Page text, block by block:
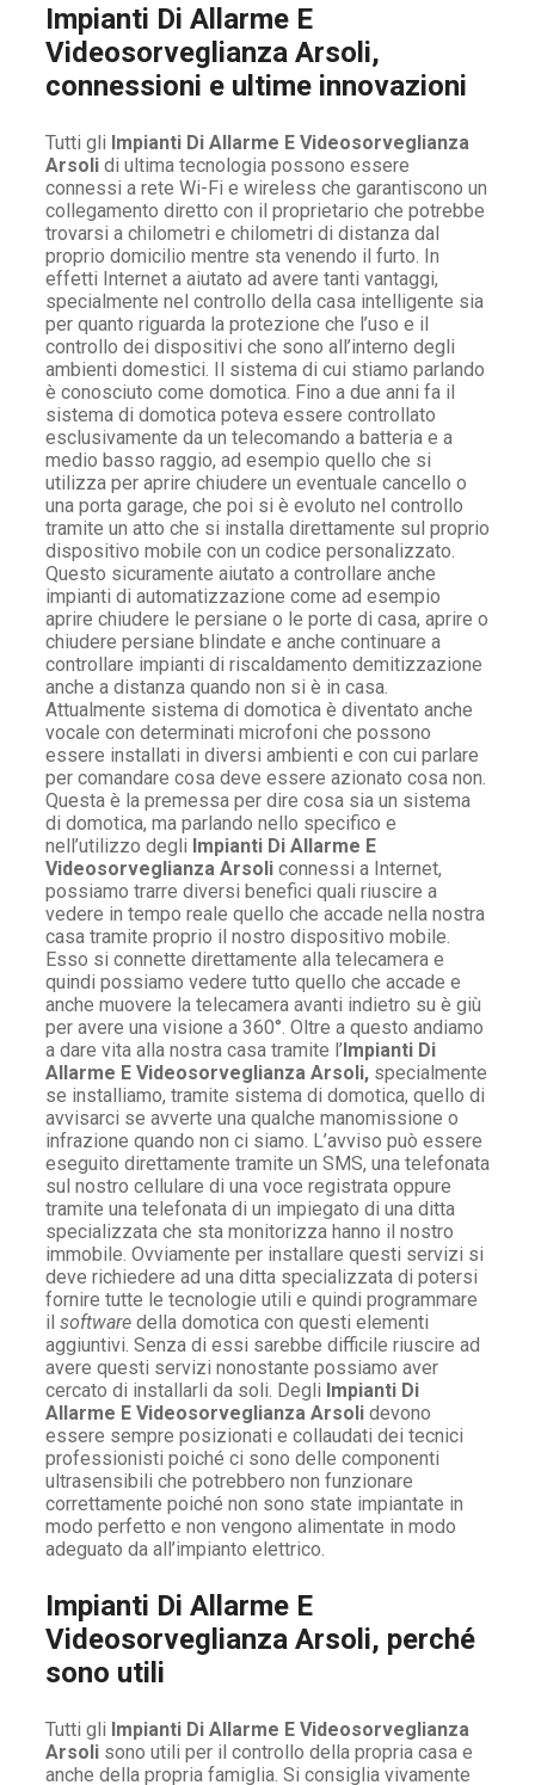
Impianti Di Allarme E
Videosorveglianza Arsoli,
connessioni e ultime innovazioni
Tutti gli Impianti Di Allarme E Videosorveglianza
Arsoli di ultima tecnologia possono essere
connessi a rete Wi-Fi e wireless che garantiscono un
collegamento diretto con il proprietario che potrebbe
trovarsi a chilometri e chilometri di distanza dal
proprio domicilio mentre sta venendo il furto. In
effetti Internet a aiutato ad avere tanti vantaggi,
specialmente nel controllo della casa intelligente sia
per quanto riguarda la protezione che l’uso e il
controllo dei dispositivi che sono all’interno degli
ambienti domestici. Il sistema di cui stiamo parlando
è conosciuto come domotica. Fino a due anni fa il
sistema di domotica poteva essere controllato
esclusivamente da un telecomando a batteria e a
medio basso raggio, ad esempio quello che si
utilizza per aprire chiudere un eventuale cancello o
una porta garage, che poi si è evoluto nel controllo
tramite un atto che si installa direttamente sul proprio
dispositivo mobile con un codice personalizzato.
Questo sicuramente aiutato a controllare anche
impianti di automatizzazione come ad esempio
aprire chiudere le persiane o le porte di casa, aprire o
chiudere persiane blindate e anche continuare a
controllare impianti di riscaldamento demitizzazione
anche a distanza quando non si è in casa.
Attualmente sistema di domotica è diventato anche
vocale con determinati microfoni che possono
essere installati in diversi ambienti e con cui parlare
per comandare cosa deve essere azionato cosa non.
Questa è la premessa per dire cosa sia un sistema
di domotica, ma parlando nello specifico e
nell’utilizzo degli Impianti Di Allarme E
Videosorveglianza Arsoli connessi a Internet,
possiamo trarre diversi benefici quali riuscire a
vedere in tempo reale quello che accade nella nostra
casa tramite proprio il nostro dispositivo mobile.
Esso si connette direttamente alla telecamera e
quindi possiamo vedere tutto quello che accade e
anche muovere la telecamera avanti indietro su è giù
per avere una visione a 360°. Oltre a questo andiamo
a dare vita alla nostra casa tramite l’Impianti Di
Allarme E Videosorveglianza Arsoli, specialmente
se installiamo, tramite sistema di domotica, quello di
avvisarci se avverte una qualche manomissione o
infrazione quando non ci siamo. L’avviso può essere
eseguito direttamente tramite un SMS, una telefonata
sul nostro cellulare di una voce registrata oppure
tramite una telefonata di un impiegato di una ditta
specializzata che sta monitorizza hanno il nostro
immobile. Ovviamente per installare questi servizi si
deve richiedere ad una ditta specializzata di potersi
fornire tutte le tecnologie utili e quindi programmare
il software della domotica con questi elementi
aggiuntivi. Senza di essi sarebbe difficile riuscire ad
avere questi servizi nonostante possiamo aver
cercato di installarli da soli. Degli Impianti Di
Allarme E Videosorveglianza Arsoli devono
essere sempre posizionati e collaudati dei tecnici
professionisti poiché ci sono delle componenti
ultrasensibili che potrebbero non funzionare
correttamente poiché non sono state impiantate in
modo perfetto e non vengono alimentate in modo
adeguato da all’impianto elettrico.
Impianti Di Allarme E
Videosorveglianza Arsoli, perché
sono utili
Tutti gli Impianti Di Allarme E Videosorveglianza
Arsoli sono utili per il controllo della propria casa e
anche della propria famiglia. Si consiglia vivamente